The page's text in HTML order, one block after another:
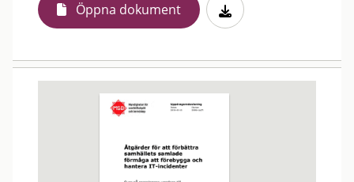
Öppna dokument